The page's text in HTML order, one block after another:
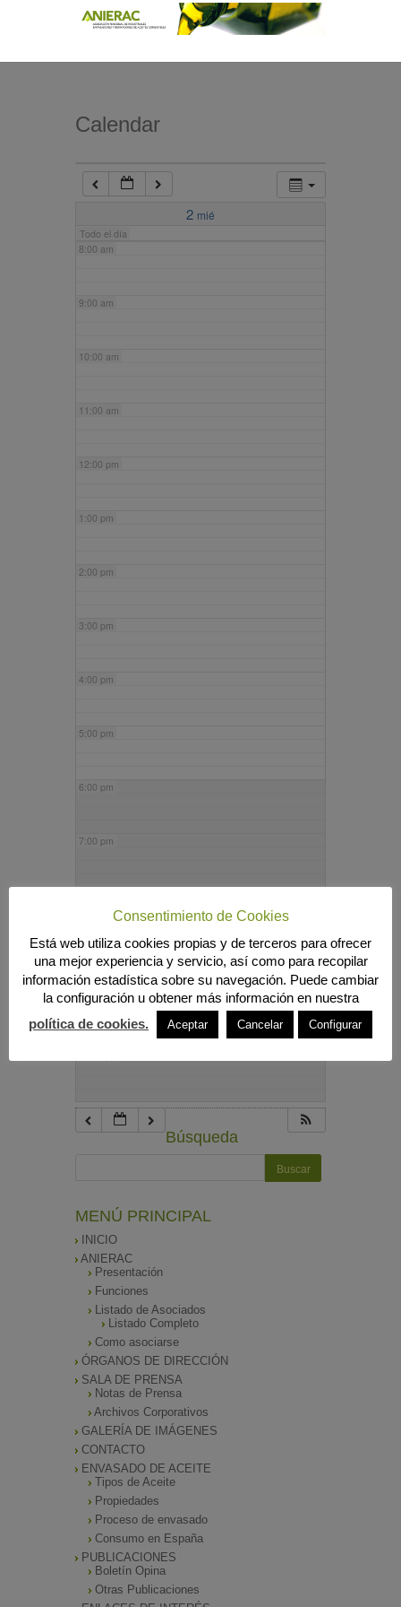
Calendar
2 mié
Todo el día
7:00 am
8:00 am
9:00 am
10:00 am
11:00 am
12:00 pm
1:00 pm
2:00 pm
3:00 pm
4:00 pm
5:00 pm
6:00 pm
7:00 pm
9:00 pm
10:00 pm
Búsqueda
MENÚ PRINCIPAL
INICIO
ANIERAC
Presentación
Funciones
Listado de Asociados
Listado Completo
Como asociarse
ÓRGANOS DE DIRECCIÓN
SALA DE PRENSA
Notas de Prensa
Archivos Corporativos
GALERÍA DE IMÁGENES
CONTACTO
ENVASADO DE ACEITE
Tipos de Aceite
Propiedades
Proceso de envasado
Consumo en España
PUBLICACIONES
Boletín Opina
Otras Publicaciones
Consentimiento de Cookies
Está web utiliza cookies propias y de terceros para ofrecer
una mejor experiencia y servicio, así como para recopilar
información estadística sobre su navegación. Puede cambiar
la configuración u obtener más información en nuestra
política de cookies.
Aceptar Cancelar Configurar